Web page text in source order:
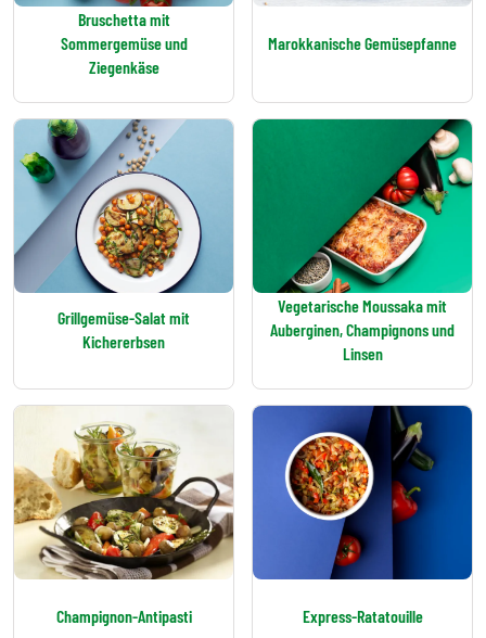
Bruschetta mit
Sommergemüse und
Ziegenkäse
Marokkanische Gemüsepfanne
Grillgemüse-Salat mit
Kichererbsen
Vegetarische Moussaka mit
Auberginen, Champignons und
Linsen
Champignon-Antipasti Express-Ratatouille